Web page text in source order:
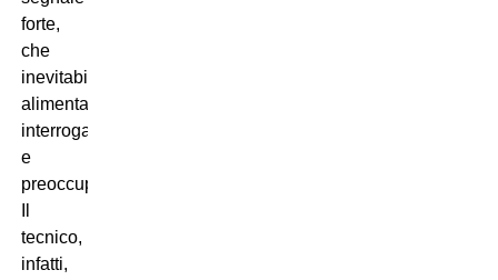
forte,
che
inevitabilmente
alimenta
interrogativi
e
preoccupazioni.
tecnico,
infatti,